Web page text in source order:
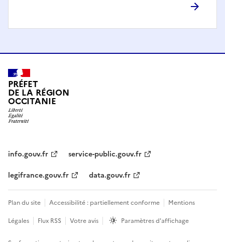
PRÉFET
DE LA RÉGION
OCCITANIE
info.gouv.fr
service-public.gouv.fr
legifrance.gouv.fr
data.gouv.fr
Plan du site Accessibilité : partiellement conforme
Mentions
Légales
Flux RSS Votre avis Paramètres d'affichage